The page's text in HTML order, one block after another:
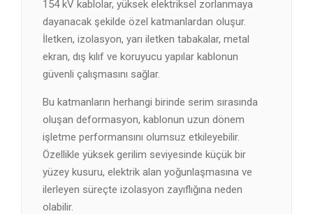
154 kV kablolar, yüksek elektriksel zorlanmaya
dayanacak şekilde özel katmanlardan oluşur.
İletken, izolasyon, yarı iletken tabakalar, metal
ekran, dış kılıf ve koruyucu yapılar kablonun
güvenli çalışmasını sağlar.
Bu katmanların herhangi birinde serim sırasında
oluşan deformasyon, kablonun uzun dönem
işletme performansını olumsuz etkileyebilir.
Özellikle yüksek gerilim seviyesinde küçük bir
yüzey kusuru, elektrik alan yoğunlaşmasına ve
ilerleyen süreçte izolasyon zayıflığına neden
olabilir.